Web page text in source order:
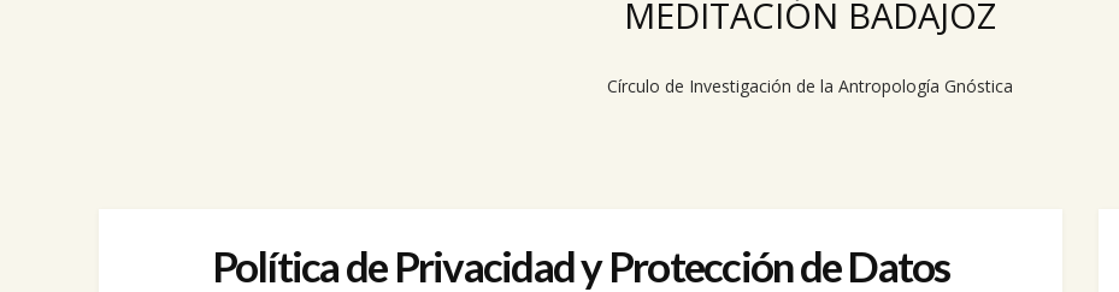
MEDITACIÓN BADAJOZ
Círculo de Investigación de la Antropología Gnóstica
Política de Privacidad y Protección de Datos